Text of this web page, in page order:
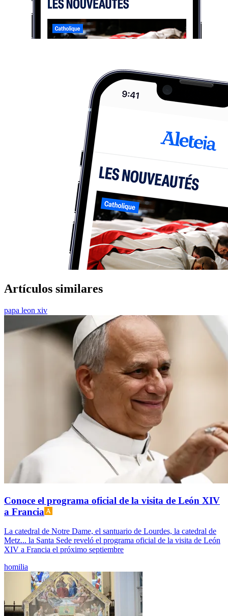
Artículos similares
papa leon xiv
Conoce el programa oficial de la visita de León XIV
a Francia
La catedral de Notre Dame, el santuario de Lourdes, la catedral de
Metz... la Santa Sede reveló el programa oficial de la visita de León
XIV a Francia el próximo septiembre
homilia